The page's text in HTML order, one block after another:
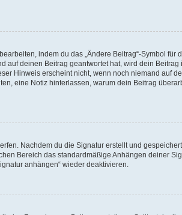
indem du das „Ändere Beitrag“-Symbol für
auf deinen Beitrag geantwortet hat, wird dein Beitrag
Hinweis erscheint nicht, wenn noch niemand auf
eine Notiz hinterlassen, warum dein Beitrag
Nachdem du die Signatur erstellt und
Bereich das standardmäßige Anhängen deiner
anhängen“ wieder deaktivieren.